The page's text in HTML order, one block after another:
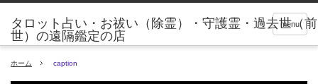
menu
タロット占い・お祓い（除霊）・守護霊・過去世（前
世）の遠隔鑑定の店
ホーム caption